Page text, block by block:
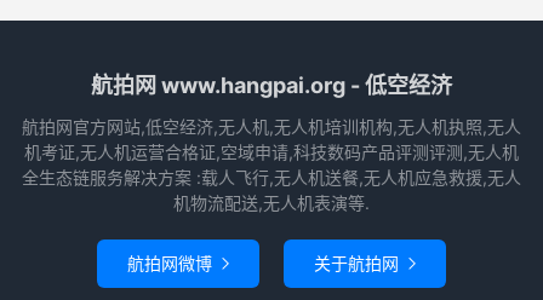
航拍网 www.hangpai.org - 低空经济
航拍网官方网站,低空经济,无人机,无人机培训机构,无人机执照,无人
机考证,无人机运营合格证,空域申请,科技数码产品评测评测,无人机
全生态链服务解决方案 :载人飞行,无人机送餐,无人机应急救援,无人
机物流配送,无人机表演等.
航拍网微博  关于航拍网 